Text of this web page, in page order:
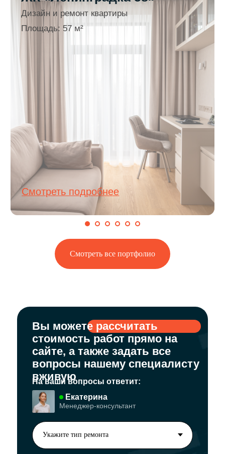
Смотреть все портфолио
Екатерина
Менеджер-консультант
На ваши вопросы ответит:
Вы можете рассчитать
стоимость работ прямо на
сайте, а также задать все
вопросы нашему специалисту
вживую